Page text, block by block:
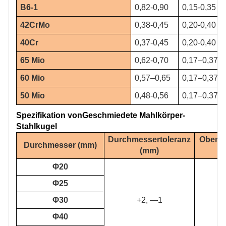
B6-1 0,82-0,90 0,15-0,35
42CrMo 0,38-0,45 0,20-0,40
40Cr 0,37-0,45 0,20-0,40
65 Mio 0,62-0,70 0,17–0,37
60 Mio 0,57–0,65 0,17–0,37
50 Mio 0,48-0,56 0,17–0,37
Spezifikation vonGeschmiedete Mahlkörper-
Stahlkugel
Durchmesser (mm)
Durchmessertoleranz
(mm)
Φ20
+2, —1
Φ25
Φ30
Φ40